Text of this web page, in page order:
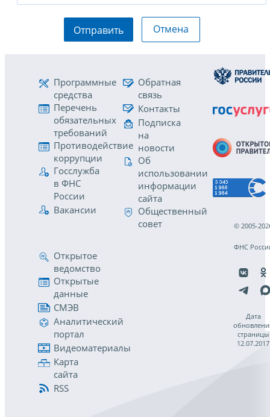
Отправить Отмена
Программные
средства
Перечень
обязательных
требований
Противодействие
коррупции
Госслужба
в ФНС
России
Вакансии
Обратная
связь
Контакты
Подписка
на
новости
Об
использовании
информации
сайта
Общественный
совет
Открытое
ведомство
Открытые
данные
СМЭВ
Аналитический
портал
Видеоматериалы
Карта
сайта
RSS
© 2005-
ФНС
Дата
страницы
12.07.2017